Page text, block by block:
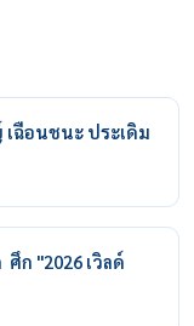
ฉือนชนะ ประเดิม
ก "2026 เวิลด์